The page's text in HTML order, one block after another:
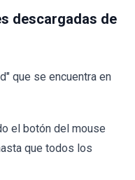
descargadas de
que se encuentra en
el botón del mouse
que todos los